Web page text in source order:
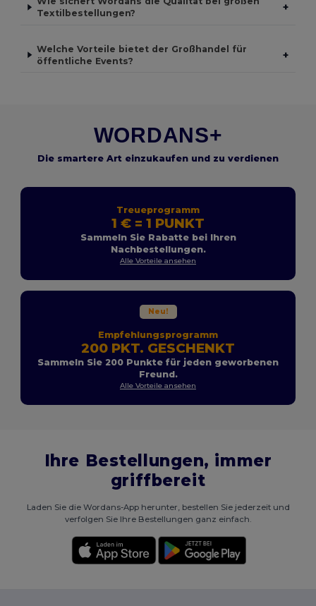
Textilbestellungen?
+
Welche Vorteile bietet der Großhandel für
öffentliche Events?
+
WORDANS+
Die smartere Art einzukaufen und zu verdienen
Treueprogramm
1 € = 1 PUNKT
Sammeln Sie Rabatte bei Ihren
Nachbestellungen.
Alle Vorteile ansehen
Neu!
Empfehlungsprogramm
200 PKT. GESCHENKT
Sammeln Sie 200 Punkte für jeden geworbenen
Freund.
Alle Vorteile ansehen
Ihre Bestellungen, immer
griffbereit
Laden Sie die Wordans-App herunter, bestellen Sie jederzeit und
verfolgen Sie Ihre Bestellungen ganz einfach.